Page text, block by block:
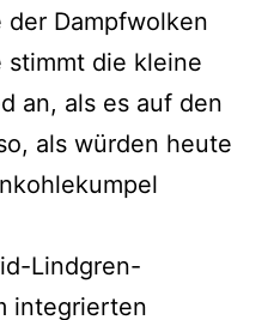
Dampfwolken
stimmt die kleine
an, als es auf den
als würden heute
Lindgren-
integrierten